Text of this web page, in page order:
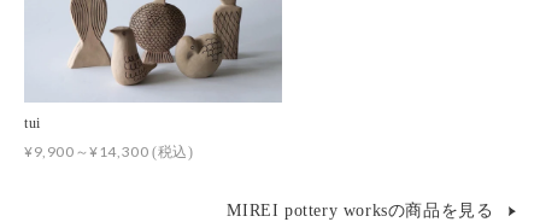
tui
¥9,900～¥14,300 (税込)
MIREI pottery worksの商品を見る